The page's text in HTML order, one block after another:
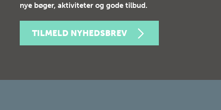
nye bøger, aktiviteter og gode tilbud.
TILMELD NYHEDSBREV